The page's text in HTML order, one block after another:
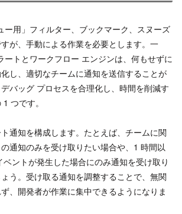
ー用」フィルター、ブックマーク、スヌーズ
が、手動による作業を必要とします。一
ートとワークフロー エンジンは、何もせずに
し、適切なチームに通知を送信することが
バッグ プロセスを合理化し、時間を削減す
つです。
通知を構成します。たとえば、チームに関
通知のみを受け取りたい場合や、1 時間以
ントが発生した場合にのみ通知を受け取り
う。受け取る通知を調整することで、無関
、開発者が作業に集中できるようになりま